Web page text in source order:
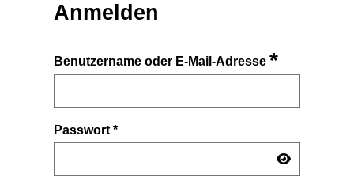
Anmelden
Benutzername oder E-Mail-Adresse*
Passwort*